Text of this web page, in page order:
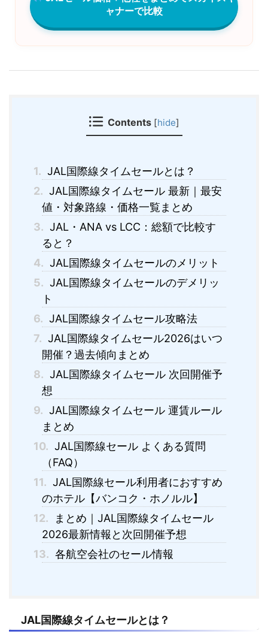
ャナーで比較
Contents [hide]
1. JAL国際線タイムセールとは？
2. JAL国際線タイムセール 最新｜最安
値・対象路線・価格一覧まとめ
3. JAL・ANA vs LCC：総額で比較す
ると？
4. JAL国際線タイムセールのメリット
5. JAL国際線タイムセールのデメリッ
ト
6. JAL国際線タイムセール攻略法
7. JAL国際線タイムセール2026はいつ
開催？過去傾向まとめ
8. JAL国際線タイムセール 次回開催予
想
9. JAL国際線タイムセール 運賃ルール
まとめ
10. JAL国際線セール よくある質問
（FAQ）
11. JAL国際線セール利用者におすすめ
のホテル【バンコク・ホノルル】
12.
まとめ｜JAL国際線タイムセール
2026最新情報と次回開催予想
13. 各航空会社のセール情報
JAL国際線タイムセールとは？